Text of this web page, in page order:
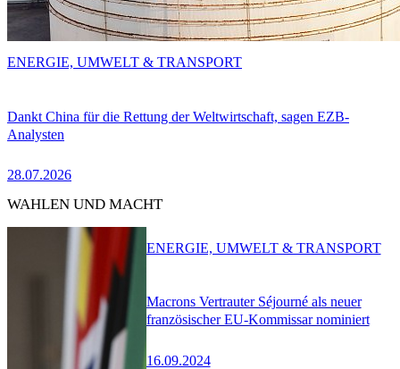
Dankt China für die Rettung der Weltwirtschaft, sagen EZB-
Analysten
28.07.2026
ENERGIE, UMWELT & TRANSPORT
WAHLEN UND MACHT
Macrons Vertrauter Séjourné als neuer
französischer EU-Kommissar nominiert
16.09.2024
ENERGIE, UMWELT & TRANSPORT